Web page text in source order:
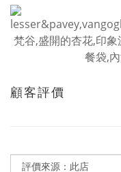
顧客評價